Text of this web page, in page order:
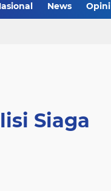
News Opini
Siaga